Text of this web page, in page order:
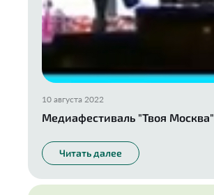
10 августа 2022
Медиафестиваль "Твоя Москва"
Читать далее